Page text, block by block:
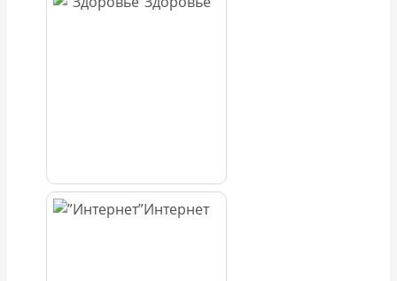
Интернет